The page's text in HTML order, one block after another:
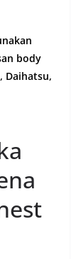
body
Daihatsu,